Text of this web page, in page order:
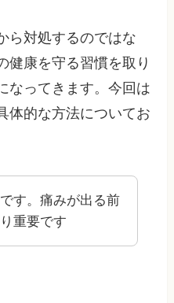
ら対処するのではな
健康を守る習慣を取り
なってきます。今回は
体的な方法についてお
す。痛みが出る前
重要です